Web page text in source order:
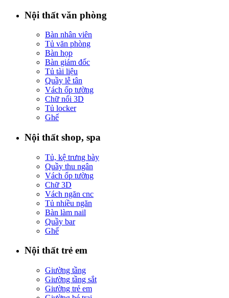
Nội thất văn phòng
Bàn nhân viên
Tủ văn phòng
Bàn họp
Bàn giám đốc
Tủ tài liệu
Quầy lễ tân
Vách ốp tường
Chữ nổi 3D
Tủ locker
Ghế
Nội thất shop, spa
Tủ, kệ trưng bày
Quầy thu ngân
Vách ốp tường
Chữ 3D
Vách ngăn cnc
Tủ nhiều ngăn
Bàn làm nail
Quầy bar
Ghế
Nội thất trẻ em
Giường tầng
Giường tầng sắt
Giường trẻ em